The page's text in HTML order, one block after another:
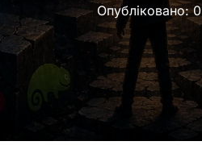
Опубліковано: